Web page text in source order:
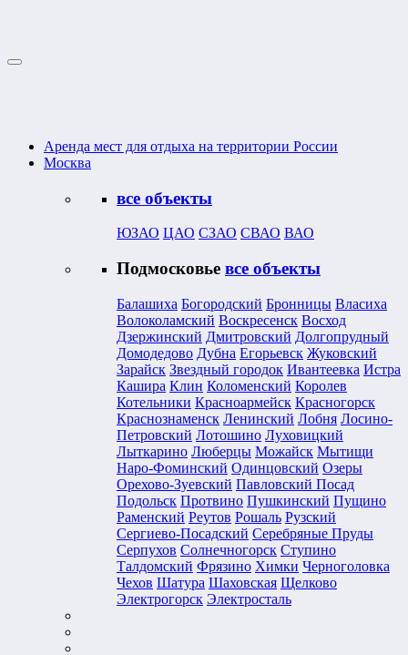
Аренда мест для отдыха на территории России
Москва
все объекты
ЮЗАО ЦАО СЗАО СВАО ВАО
Подмосковье все объекты
Балашиха Богородский Бронницы Власиха
Волоколамский Воскресенск Восход
Дзержинский Дмитровский Долгопрудный
Домодедово Дубна Егорьевск Жуковский
Зарайск Звездный городок Ивантеевка Истра
Кашира Клин Коломенский Королев
Котельники Красноармейск Красногорск
Краснознаменск Ленинский Лобня Лосино-
Петровский Лотошино Луховицкий
Лыткарино Люберцы Можайск Мытищи
Наро-Фоминский Одинцовский Озеры
Орехово-Зуевский Павловский Посад
Подольск Протвино Пушкинский Пущино
Раменский Реутов Рошаль Рузский
Сергиево-Посадский Серебряные Пруды
Серпухов Солнечногорск Ступино
Талдомский Фрязино Химки Черноголовка
Чехов Шатура Шаховская Щелково
Электрогорск Электросталь